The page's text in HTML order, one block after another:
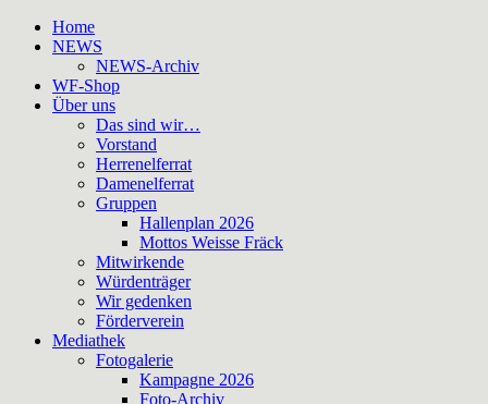
Home
NEWS
NEWS-Archiv
WF-Shop
Über uns
Das sind wir…
Vorstand
Herrenelferrat
Damenelferrat
Gruppen
Hallenplan 2026
Mottos Weisse Fräck
Mitwirkende
Würdenträger
Wir gedenken
Förderverein
Mediathek
Fotogalerie
Kampagne 2026
Foto-Archiv